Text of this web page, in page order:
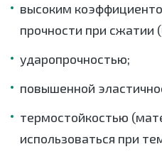
высоким
прочности при сжатии
ударопрочностью;
повышенной
термостойкостью
использоваться при